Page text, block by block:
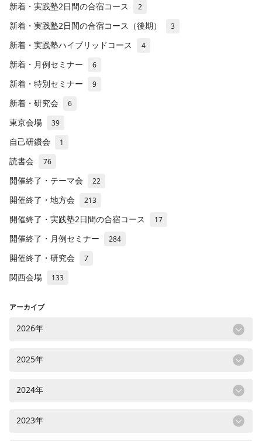
新着・実践塾2日間の合宿コース 2
新着・実践塾2日間の合宿コース（後期） 3
新着・実践塾ハイブリッドコース 4
新着・月例セミナー 6
新着・特別セミナー 9
新着・研究会 6
東京会場 39
自己研鑽会 1
読書会 76
開催終了・テーマ会 22
開催終了・地方会 213
開催終了・実践塾2日間の合宿コース 17
開催終了・月例セミナー 284
開催終了・研究会 7
関西会場 133
アーカイブ
2026年
2025年
2024年
2023年